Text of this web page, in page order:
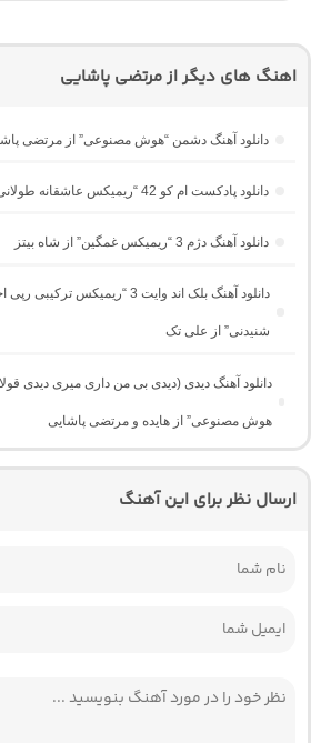
اهنگ های دیگر از مرتضی پاشایی
دانلود آهنگ دشمن “هوش مصنوعی” از مرتضی
دانلود پادکست ام کو 42 “ریمیکس عاشقانه طولانی” از دیجی امکو
دانلود آهنگ دژم 3 “ریمیکس غمگین” از شاه بیتز
دانلود آهنگ بلک اند وایت 3
شنیدنی” از علی تک
دانلود آهنگ دیدی (دیدی بی من داری میری دیدی
هوش مصنوعی” از هایده و مرتضی پاشایی
ارسال نظر برای این آهنگ